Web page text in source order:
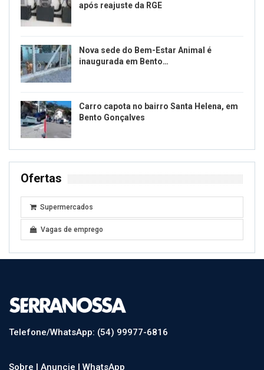
após reajuste da RGE
Nova sede do Bem-Estar Animal é
inaugurada em Bento…
Carro capota no bairro Santa Helena, em
Bento Gonçalves
Ofertas
Supermercados
Vagas de emprego
Telefone/WhatsApp: (54) 99977-6816
Sobre | Anuncie | WhatsApp